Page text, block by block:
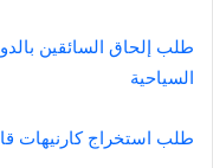
طلب إلحاق السائقين
السياحية
طلب استخراج كارنيهات